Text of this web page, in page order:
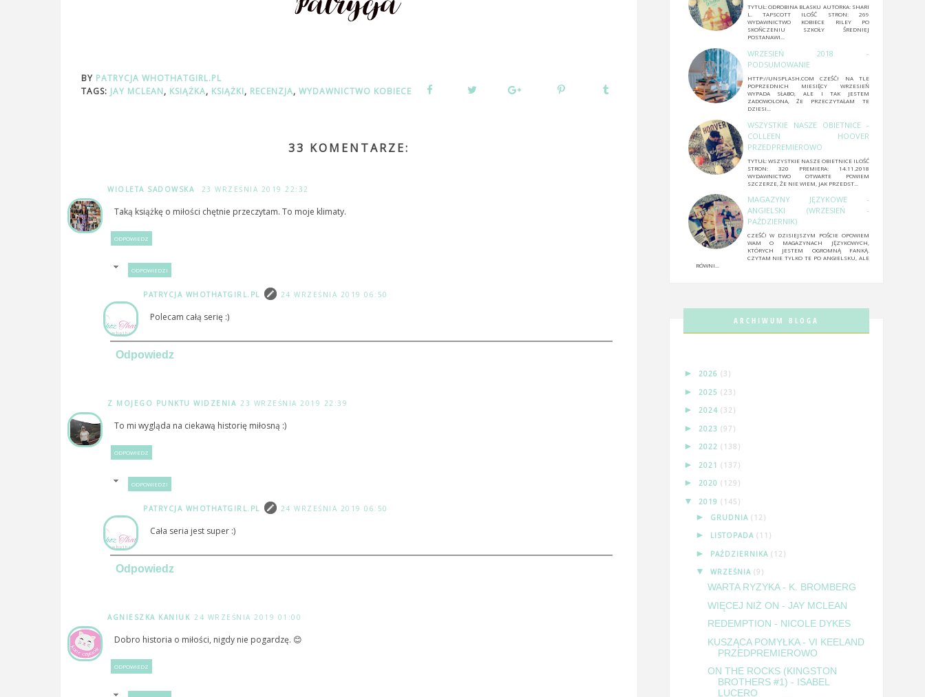
BY PATRYCJA WHOTHATGIRL.PL
TAGS: JAY MCLEAN, KSIĄŻKA, KSIĄŻKI, RECENZJA, WYDAWNICTWO KOBIECE
33 KOMENTARZE:
WIOLETA SADOWSKA 23 WRZEŚNIA 2019 22:32
Taką książkę o miłości chętnie przeczytam. To moje klimaty.
ODPOWIEDZ
ODPOWIEDZI
PATRYCJA WHOTHATGIRL.PL 24 WRZEŚNIA 2019 06:50
Polecam całą serię :)
Odpowiedz
Z MOJEGO PUNKTU WIDZENIA 23 WRZEŚNIA 2019 22:39
To mi wygląda na ciekawą historię miłosną :)
ODPOWIEDZ
ODPOWIEDZI
PATRYCJA WHOTHATGIRL.PL 24 WRZEŚNIA 2019 06:50
Cała seria jest super :)
Odpowiedz
AGNIESZKA KANIUK 24 WRZEŚNIA 2019 01:00
Dobro historia o miłości, nigdy nie pogardzę. 😊
ODPOWIEDZ
TYTUŁ: ODROBINA BLASKU AUTORKA: SHARI
L. TAPSCOTT ILOŚĆ STRON: 269
WYDAWNICTWO KOBIECE RILEY PO
SKOŃCZENIU SZKOŁY ŚREDNIEJ
POSTANAWI...
WRZESIEŃ 2018 -
PODSUMOWANIE
HTTP://UNSPLASH.COM CZEŚĆ! NA TLE
POPRZEDNICH MIESIĘCY WRZESIEŃ
WYPADA SŁABO, ALE I TAK JESTEM
ZADOWOLONA, ŻE PRZECZYTAŁAM TE
DZIESI...
WSZYSTKIE NASZE OBIETNICE -
COLLEEN HOOVER
PRZEDPREMIEROWO
TYTUŁ: WSZYSTKIE NASZE OBIETNICE ILOŚĆ
STRON: 320 PREMIERA: 14.11.2018
WYDAWNICTWO OTWARTE POWIEM
SZCZERZE, ŻE NIE WIEM, JAK PRZEDST...
MAGAZYNY JĘZYKOWE -
ANGIELSKI (WRZESIEŃ -
PAŹDZIERNIK)
CZEŚĆ! W DZISIEJSZYM POŚCIE OPOWIEM
WAM O MAGAZYNACH JĘZYKOWYCH,
KTÓRYCH JESTEM OGROMNĄ FANKĄ.
CZYTAM NIE TYLKO TE PO ANGIELSKU, ALE
RÓWNI...
ARCHIWUM BLOGA
► 2026 (3)
► 2025 (23)
► 2024 (32)
► 2023 (97)
► 2022 (138)
► 2021 (137)
► 2020 (129)
▼ 2019 (145)
► GRUDNIA (12)
► LISTOPADA (11)
► PAŹDZIERNIKA (12)
▼ WRZEŚNIA (9)
WARTA RYZYKA - K. BROMBERG
WIĘCEJ NIŻ ON - JAY MCLEAN
REDEMPTION - NICOLE DYKES
KUSZĄCA POMYŁKA - VI KEELAND
PRZEDPREMIEROWO
ON THE ROCKS (KINGSTON
BROTHERS #1) - ISABEL
LUCERO